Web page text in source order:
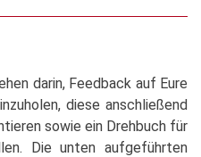
darin, Feedback auf Eure
diese anschließend
sowie ein Drehbuch für
Die unten aufgeführten